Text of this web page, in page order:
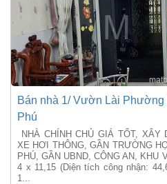
Bán nhà 1/ Vườn Lài Phường
Phú
NHÀ CHÍNH CHỦ GIÁ TỐT,
XE HƠI THÔNG, GẦN TRƯỜNG
PHÚ, GẦN UBND, CÔNG AN, KHU
4 x 11,15 (Diện tích công nhận:
1...